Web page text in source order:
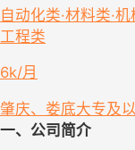
自动化类·材料类·
工程类
6k/月
肇庆、娄底大专及
一、公司简介